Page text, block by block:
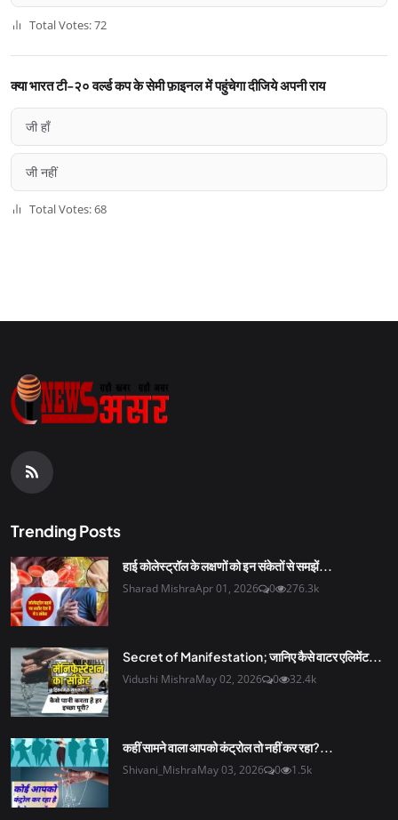
Total Votes: 72
क्या भारत टी-२० वर्ल्ड कप के सेमी फ़ाइनल में पहुंचेगा दीजिये अपनी राय
जी हाँ
जी नहीं
Total Votes: 68
Trending Posts
हाई कोलेस्ट्रॉल के लक्षणों को इन संकेतों से समझें...
Sharad MishraApr 01, 2026 0 276.3k
Secret of Manifestation; जानिए कैसे वाटर एलिमेंट...
Vidushi MishraMay 02, 2026 0 32.4k
कहीं सामने वाला आपको कंट्रोल तो नहीं कर रहा?...
Shivani_MishraMay 03, 2026 0 1.5k